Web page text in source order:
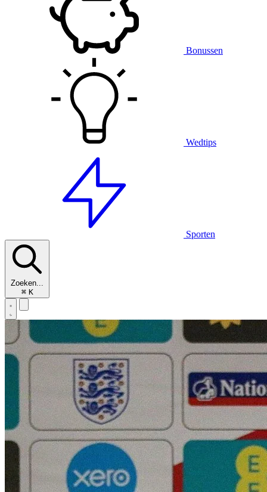
Bonussen
Wedtips
Sporten
Zoeken...
⌘ K